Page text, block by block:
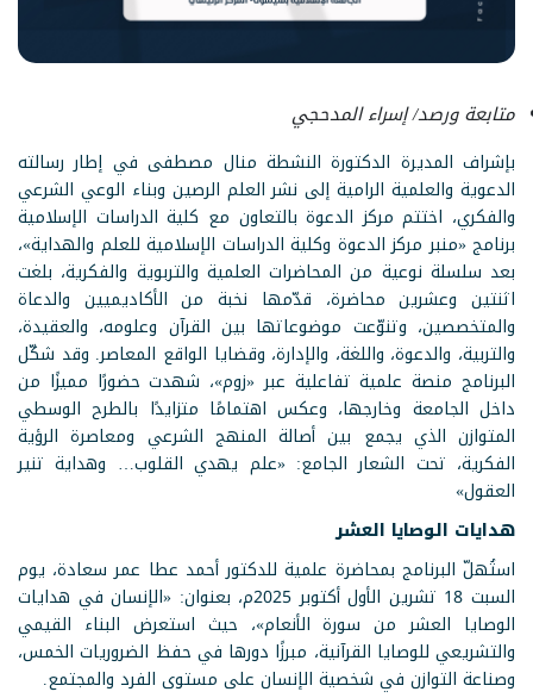
متابعة ورصد/ إسراء المدحجي
بإشراف المديرة الدكتورة النشطة منال مصطفى في إطار رسالته
الدعوية والعلمية الرامية إلى نشر العلم الرصين وبناء الوعي الشرعي
والفكري، اختتم مركز الدعوة بالتعاون مع كلية الدراسات الإسلامية
برنامج «منبر مركز الدعوة وكلية الدراسات الإسلامية للعلم والهداية»،
بعد سلسلة نوعية من المحاضرات العلمية والتربوية والفكرية، بلغت
اثنتين وعشرين محاضرة، قدّمها نخبة من الأكاديميين والدعاة
والمتخصصين، وتنوّعت موضوعاتها بين القرآن وعلومه، والعقيدة،
والتربية، والدعوة، واللغة، والإدارة، وقضايا الواقع المعاصر. وقد شكّل
البرنامج منصة علمية تفاعلية عبر «زوم»، شهدت حضورًا مميزًا من
داخل الجامعة وخارجها، وعكس اهتمامًا متزايدًا بالطرح الوسطي
المتوازن الذي يجمع بين أصالة المنهج الشرعي ومعاصرة الرؤية
الفكرية، تحت الشعار الجامع: «علم يهدي القلوب… وهداية تنير
العقول»
هدايات الوصايا العشر
استُهلّ البرنامج بمحاضرة علمية للدكتور أحمد عطا عمر سعادة، يوم
السبت 18 تشرين الأول أكتوبر 2025م، بعنوان: «الإنسان في هدايات
الوصايا العشر من سورة الأنعام»، حيث استعرض البناء القيمي
والتشريعي للوصايا القرآنية، مبرزًا دورها في حفظ الضروريات الخمس،
وصناعة التوازن في شخصية الإنسان على مستوى الفرد والمجتمع.